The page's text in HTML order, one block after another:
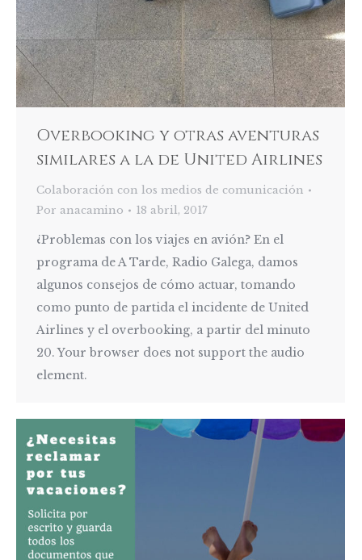
Overbooking y otras aventuras
similares a la de United Airlines
Colaboración con los medios de comunicación
Por anacamino 18 abril, 2017
¿Problemas con los viajes en avión? En el
programa de A Tarde, Radio Galega, damos
algunos consejos de cómo actuar, tomando
como punto de partida el incidente de United
Airlines y el overbooking, a partir del minuto
20. Your browser does not support the audio
element.